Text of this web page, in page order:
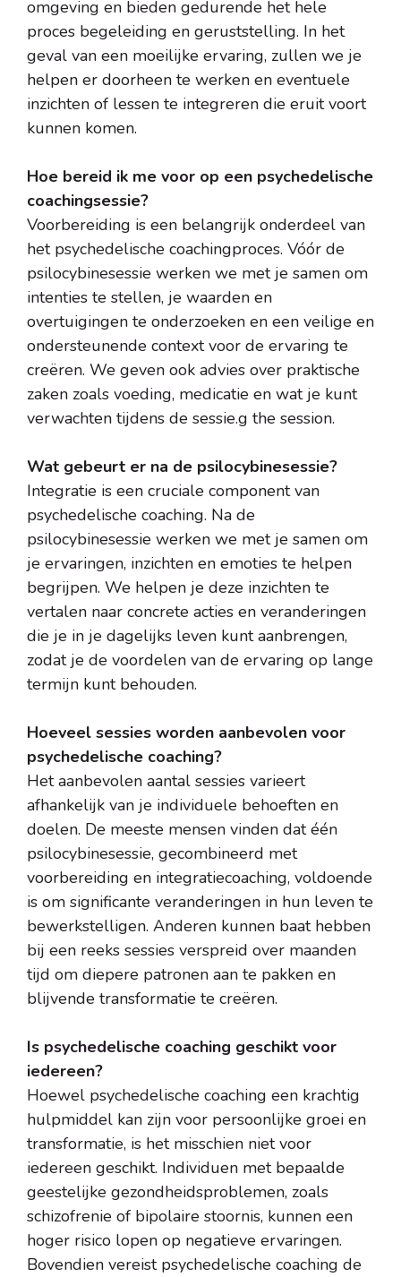
omgeving en bieden gedurende het hele
proces begeleiding en geruststelling. In het
geval van een moeilijke ervaring, zullen we je
helpen er doorheen te werken en eventuele
inzichten of lessen te integreren die eruit voort
kunnen komen.
Hoe bereid ik me voor op een psychedelische
coachingsessie?
Voorbereiding is een belangrijk onderdeel van
het psychedelische coachingproces. Vóór de
psilocybinesessie werken we met je samen om
intenties te stellen, je waarden en
overtuigingen te onderzoeken en een veilige en
ondersteunende context voor de ervaring te
creëren. We geven ook advies over praktische
zaken zoals voeding, medicatie en wat je kunt
verwachten tijdens de sessie.g the session.
Wat gebeurt er na de psilocybinesessie?
Integratie is een cruciale component van
psychedelische coaching. Na de
psilocybinesessie werken we met je samen om
je ervaringen, inzichten en emoties te helpen
begrijpen. We helpen je deze inzichten te
vertalen naar concrete acties en veranderingen
die je in je dagelijks leven kunt aanbrengen,
zodat je de voordelen van de ervaring op lange
termijn kunt behouden.
Hoeveel sessies worden aanbevolen voor
psychedelische coaching?
Het aanbevolen aantal sessies varieert
afhankelijk van je individuele behoeften en
doelen. De meeste mensen vinden dat één
psilocybinesessie, gecombineerd met
voorbereiding en integratiecoaching, voldoende
is om significante veranderingen in hun leven te
bewerkstelligen. Anderen kunnen baat hebben
bij een reeks sessies verspreid over maanden
tijd om diepere patronen aan te pakken en
blijvende transformatie te creëren.
Is psychedelische coaching geschikt voor
iedereen?
Hoewel psychedelische coaching een krachtig
hulpmiddel kan zijn voor persoonlijke groei en
transformatie, is het misschien niet voor
iedereen geschikt. Individuen met bepaalde
geestelijke gezondheidsproblemen, zoals
schizofrenie of bipolaire stoornis, kunnen een
hoger risico lopen op negatieve ervaringen.
Bovendien vereist psychedelische coaching de